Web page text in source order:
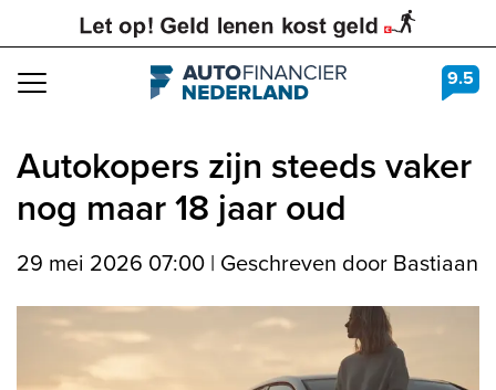
Navigation 9.5
Autokopers zijn steeds vaker
nog maar 18 jaar oud
29 mei 2026 07:00 | Geschreven door Bastiaan